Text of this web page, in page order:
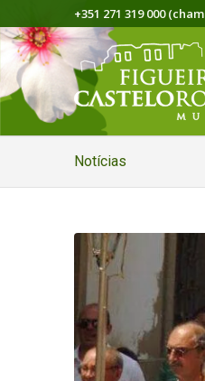
+351 271 319 000
Notícias